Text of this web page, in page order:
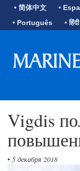
• 简体中文 •
• Português
• हिंदी
Vigdis
• 5 декабря 2018